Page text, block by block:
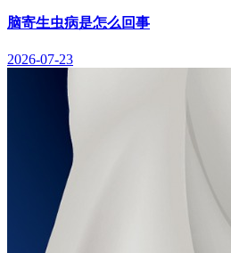
脑寄生虫病是怎么回事
2026-07-23